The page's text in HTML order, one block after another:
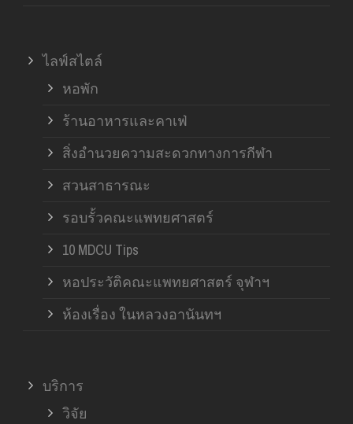
ไลฟ์สไตล์
หอพัก
ร้านอาหารและคาเฟ่
สิ่งอำนวยความสะดวกทางการกีฬา
สวนสาธารณะ
รอบรั้วคณะแพทยศาสตร์
10 MDCU Tips
หอประวัติคณะแพทยศาสตร์ จุฬาฯ
ห้องเรื่อง ในหลวงอานันทฯ
บริการ
วิจัย